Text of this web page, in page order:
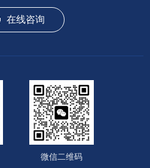
在线咨询
微信二维码